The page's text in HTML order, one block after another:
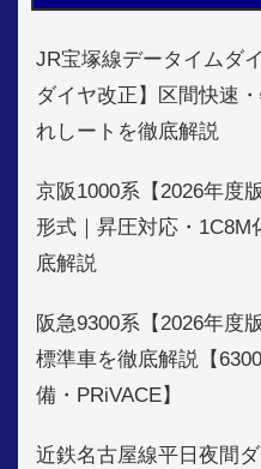
JR宝塚線データイムダ
ダイヤ改正】区間快速
れしートを徹底解説
京阪1000系【2026年度
形式｜昇圧対応・1C8M
底解説
阪急9300系【2026年度
標準車を徹底解説【
備・PRiVACE】
近鉄名古屋線平日夜間